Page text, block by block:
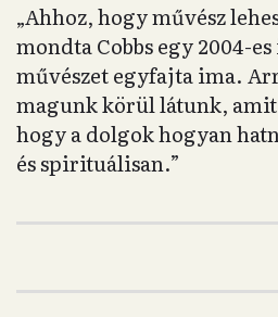
„Ahhoz, hogy művész
mondta Cobbs egy 2004-
művészet egyfajta ima.
magunk körül látunk,
hogy a dolgok hogyan
és spirituálisan.”